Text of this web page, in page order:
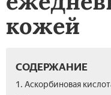
кожей
СОДЕРЖАНИЕ
1. Аскорбиновая